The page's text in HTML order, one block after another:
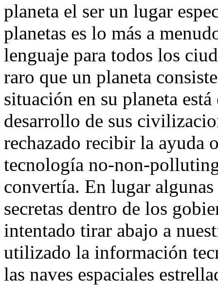
planeta el ser un lugar
planetas es lo más a
lenguaje para todos los
raro que un planeta
situación en su planeta
desarrollo de sus
rechazado recibir la ayuda
tecnología no-non-
convertía. En lugar
secretas dentro de los
intentado tirar abajo a
utilizado la información
las naves espaciales